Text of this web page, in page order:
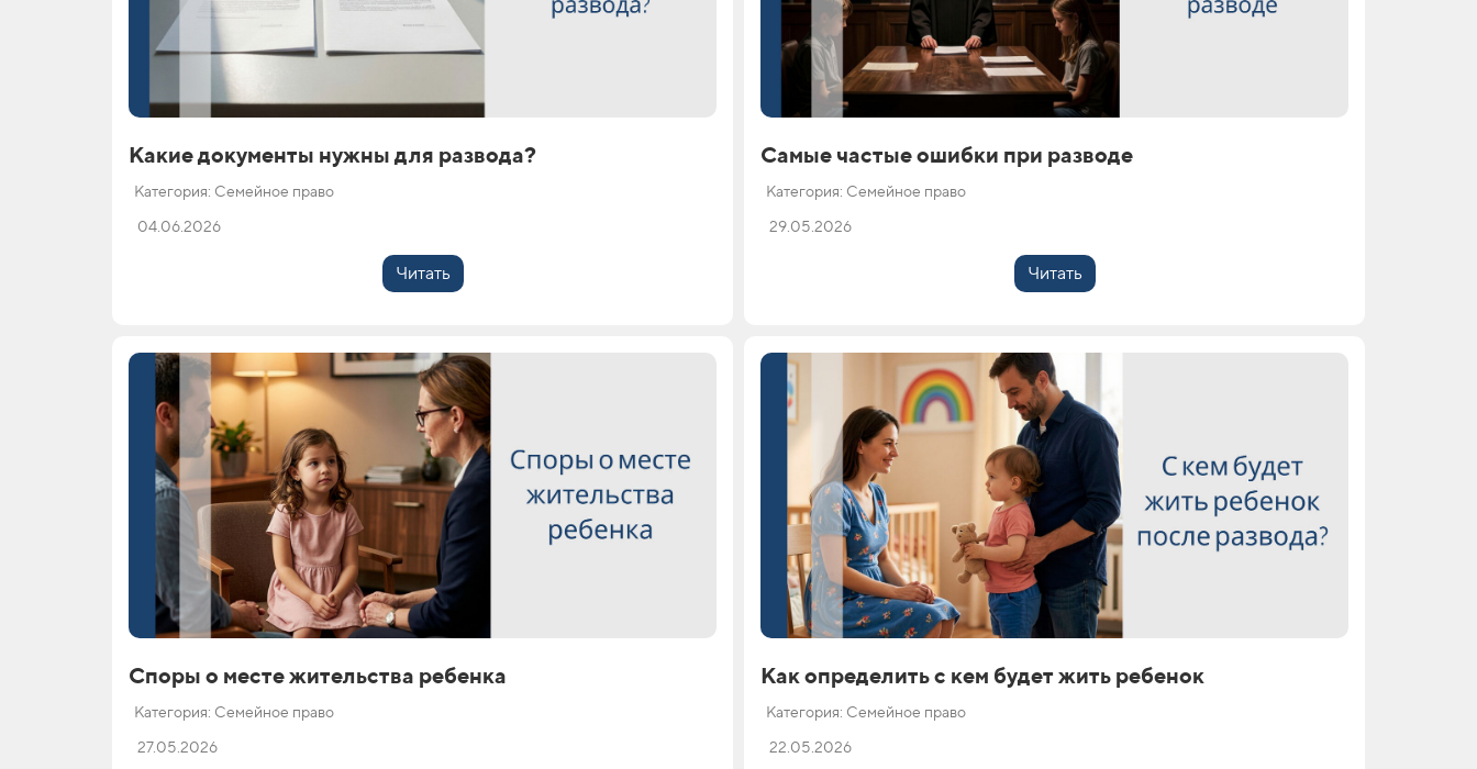
Какие документы нужны для развода?
Категория: Семейное право
04.06.2026
Читать
Самые частые ошибки при разводе
Категория: Семейное право
29.05.2026
Читать
Споры о месте жительства ребенка
Категория: Семейное право
27.05.2026
Как определить с кем будет жить ребенок
Категория: Семейное право
22.05.2026